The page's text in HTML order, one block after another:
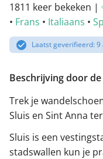
1811 keer bekeken |
• Frans • Italiaans •
Laatst geverifieerd:
Beschrijving door
Trek je
Sluis en Sint Anna
Sluis is een
stadswallen kun je